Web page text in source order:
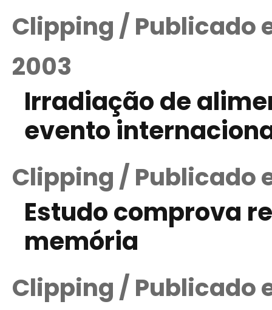
Clipping / Publicado
2003
Irradiação de
evento
Clipping / Publicado
Estudo comprova
memória
Clipping / Publicado